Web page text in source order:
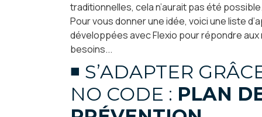
traditionnelles, cela n’aurait pas été
Pour vous donner une idée, voici une liste
développées avec Flexio pour répondre aux
besoins...
◾ S’ADAPTER
NO CODE : PLAN